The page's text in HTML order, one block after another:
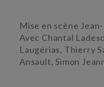
Mise en scène
Avec Chantal
Laugérias, Thierry
Ansault, Simon